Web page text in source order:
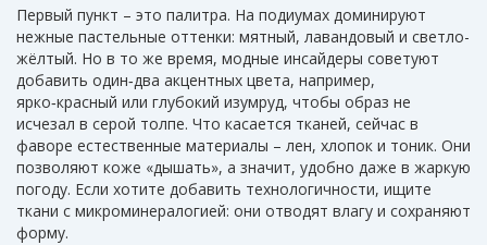
Первый пункт – это палитра. На подиумах доминируют
нежные пастельные оттенки: мятный, лавандовый и светло-
жёлтый. Но в то же время, модные инсайдеры советуют
добавить один‑два акцентных цвета, например,
ярко‑красный или глубокий изумруд, чтобы образ не
исчезал в серой толпе. Что касается тканей, сейчас в
фаворе естественные материалы – лен, хлопок и тоник. Они
позволяют коже «дышать», а значит, удобно даже в жаркую
погоду. Если хотите добавить технологичности, ищите
ткани с микроминералогией: они отводят влагу и сохраняют
форму.